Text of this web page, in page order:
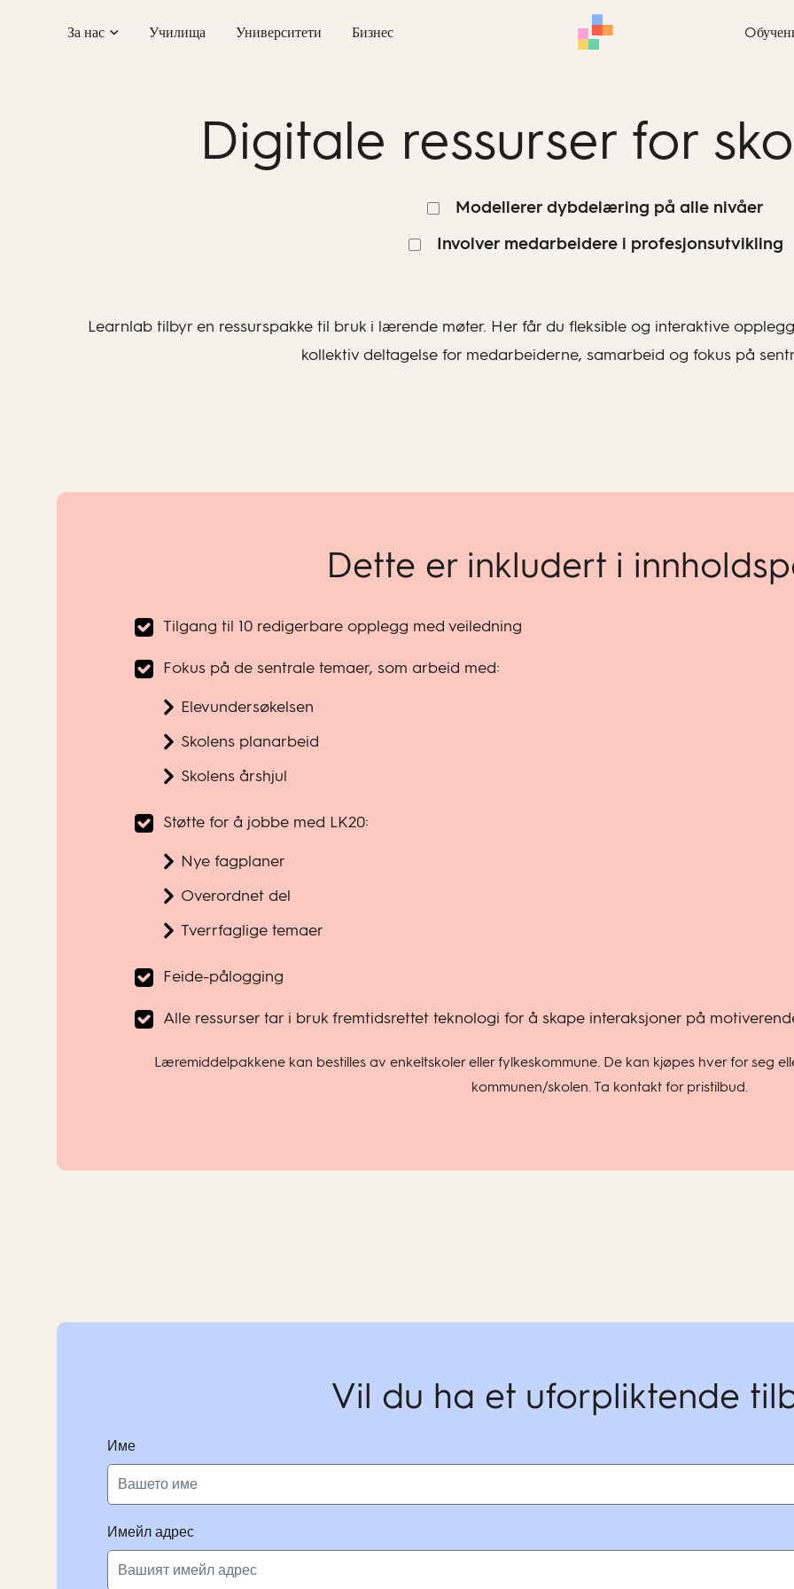
За нас Училища Университети Бизнес
Digitale ressurser for
Modellerer dybdelæring på alle nivåer
Involver medarbeidere i profesjonsutvikling
Learnlab tilbyr en ressurspakke til bruk i lærende møter. Her får du fleksible og interaktive
kollektiv deltagelse for medarbeiderne, samarbeid og fokus på
Dette er inkludert i
Tilgang til 10 redigerbare opplegg med veiledning
Fokus på de sentrale temaer, som arbeid med:
Elevundersøkelsen
Skolens planarbeid
Skolens årshjul
Støtte for å jobbe med LK20:
Nye fagplaner
Overordnet del
Tverrfaglige temaer
Feide-pålogging
Alle ressurser tar i bruk fremtidsrettet teknologi for å skape interaksjoner på
Læremiddelpakkene kan bestilles av enkeltskoler eller fylkeskommune. De kan kjøpes hver for seg
kommunen/skolen. Ta kontakt for pristilbud.
Vil du ha et uforpliktende
Име
Имейл адрес